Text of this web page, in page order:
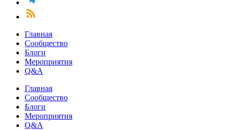
Главная
Сообщество
Блоги
Мероприятия
Q&A
Главная
Сообщество
Блоги
Мероприятия
Q&A